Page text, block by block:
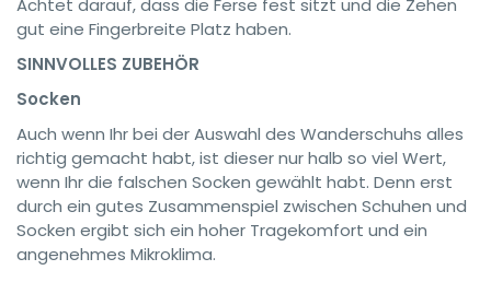
Achtet darauf, dass die Ferse fest sitzt und die Zehen
gut eine Fingerbreite Platz haben.
SINNVOLLES ZUBEHÖR
Socken
Auch wenn Ihr bei der Auswahl des Wanderschuhs alles
richtig gemacht habt, ist dieser nur halb so viel Wert,
wenn Ihr die falschen Socken gewählt habt. Denn erst
durch ein gutes Zusammenspiel zwischen Schuhen und
Socken ergibt sich ein hoher Tragekomfort und ein
angenehmes Mikroklima.